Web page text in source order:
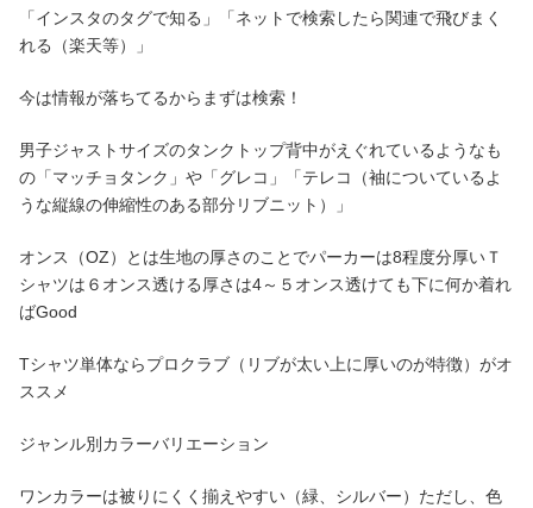
「インスタのタグで知る」「ネットで検索したら関連で飛びまく
れる（楽天等）」
今は情報が落ちてるからまずは検索！
男子ジャストサイズのタンクトップ背中がえぐれているようなも
の「マッチョタンク」や「グレコ」「テレコ（袖についているよ
うな縦線の伸縮性のある部分リブニット）」
オンス（OZ）とは生地の厚さのことでパーカーは8程度分厚いＴ
シャツは６オンス透ける厚さは4～５オンス透けても下に何か着れ
ばGood
Tシャツ単体ならプロクラブ（リブが太い上に厚いのが特徴）がオ
ススメ
ジャンル別カラーバリエーション
ワンカラーは被りにくく揃えやすい（緑、シルバー）ただし、色